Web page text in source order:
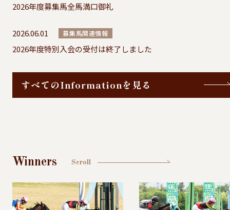
2026年度募集馬全馬満口御礼
2026.06.01 募集馬関連情報
2026年度特別入会の受付は終了しました
すべてのInformationを見る
Winners Scroll